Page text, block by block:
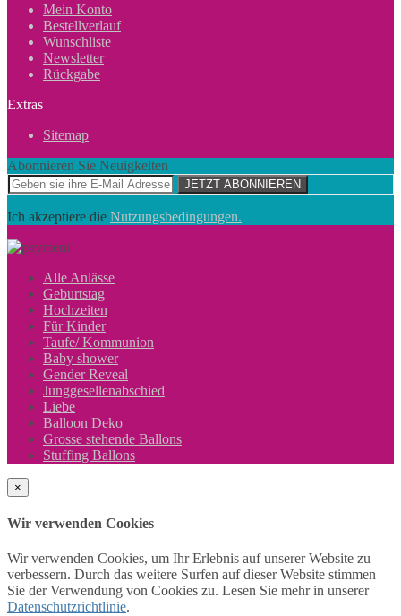
Mein Konto
Bestellverlauf
Wunschliste
Newsletter
Rückgabe
Extras
Sitemap
Abonnieren Sie Neuigkeiten
JETZT ABONNIEREN
Ich akzeptiere die Nutzungsbedingungen.
Alle Anlässe
Geburtstag
Hochzeiten
Für Kinder
Taufe/ Kommunion
Baby shower
Gender Reveal
Junggesellenabschied
Liebe
Balloon Deko
Grosse stehende Ballons
Stuffing Ballons
×
Wir verwenden Cookies
Wir verwenden Cookies, um Ihr Erlebnis auf unserer Website zu
verbessern. Durch das weitere Surfen auf dieser Website stimmen
Sie der Verwendung von Cookies zu. Lesen Sie mehr in unserer
Datenschutzrichtlinie.